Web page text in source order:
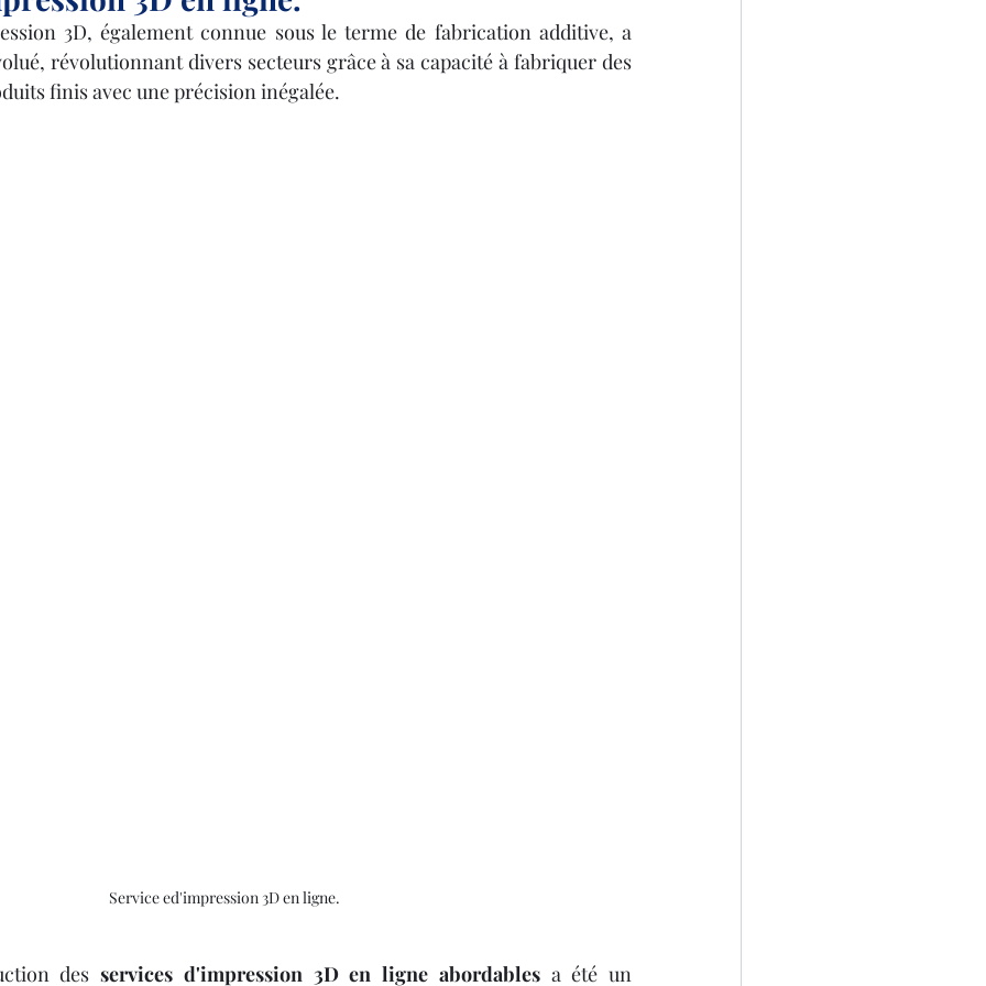
Impression à la Demande SCANNER 3D
3D, également connue sous le terme de fabrication additive, a
révolutionnant divers secteurs grâce à sa capacité à fabriquer des
finis avec une précision inégalée.
Service ed'impression 3D en ligne.
des services d'impression 3D en ligne abordables a été un